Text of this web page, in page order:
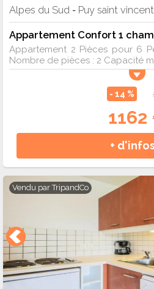
Alpes du Sud - Puy saint vincent
Appartement Confort 1
Appartement 2 Pièces pour 6
Nombre de pièces : 2 Capacité
- 14 %
+
Vendu parTripandCo